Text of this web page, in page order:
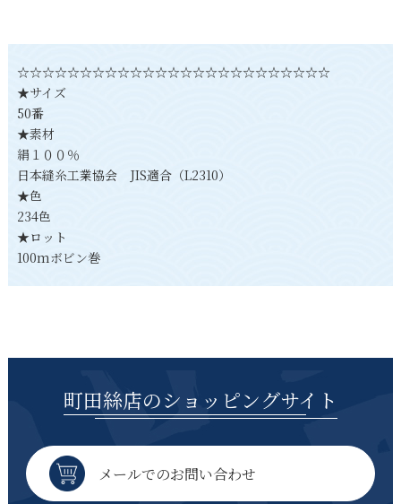
☆☆☆☆☆☆☆☆☆☆☆☆☆☆☆☆☆☆☆☆☆☆☆☆☆
★サイズ
50番
★素材
絹１００％
日本縫糸工業協会 JIS適合（L2310）
★色
234色
★ロット
100mボビン巻
町田絲店のショッピングサイト
メールでのお問い合わせ